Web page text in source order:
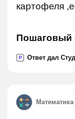
картофеля
Пошаговый
P Ответ дал
Математика